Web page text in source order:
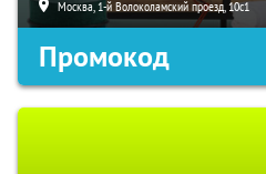
Москва, 1-й Волоколамский проезд, 10с1
Промокод